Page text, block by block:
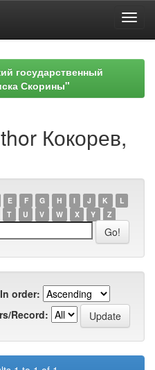
государственный
Скорины"
Кокорев,
E F G H I J K
L
T U V W X Y Z
In order:
Record: